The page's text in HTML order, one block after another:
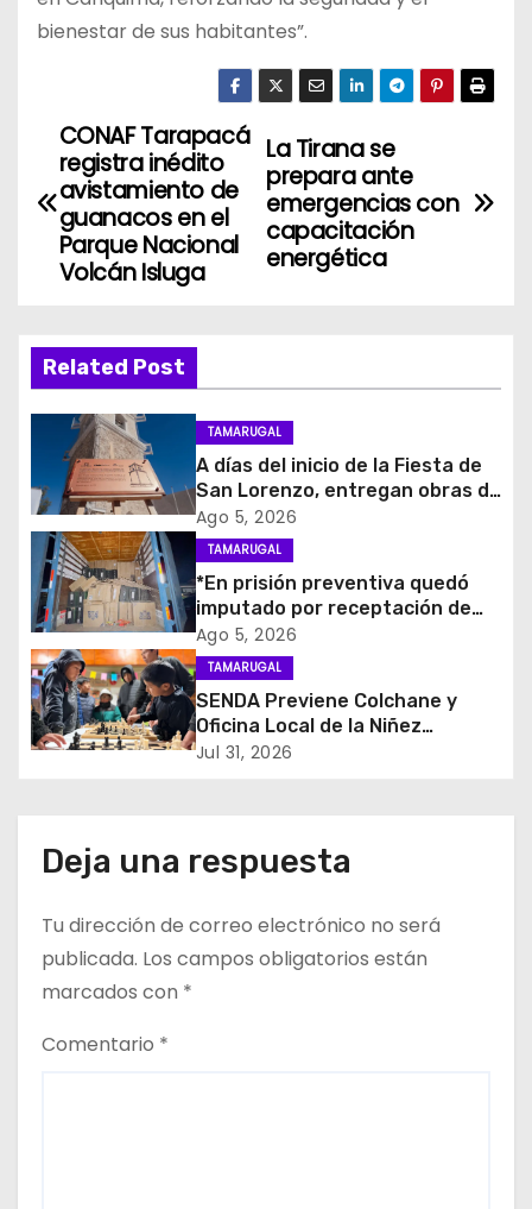
bienestar de sus habitantes”.
N
a
g
a
i
ó
n
d
e
e
t
a
d
a
La Tirana se
prepara ante
emergencias con
capacitación
energética
CONAF Tarapacá
registra inédito
avistamiento de
guanacos en el
Parque Nacional
Volcán Isluga
Related Post
TAMARUGAL
A días del inicio de la Fiesta de
San Lorenzo, entregan obras de
emergencia para resguardar su
histórico campanario
Ago 5, 2026
TAMARUGAL
*En prisión preventiva quedó
imputado por receptación de
cigarrillos avaluados en $1.600
millones*
Ago 5, 2026
TAMARUGAL
SENDA Previene Colchane y
Oficina Local de la Niñez
promueven el buen uso del
Jul 31, 2026
Deja una respuesta
Tu dirección de correo electrónico no será
publicada. Los campos obligatorios están
marcados con *
Comentario *